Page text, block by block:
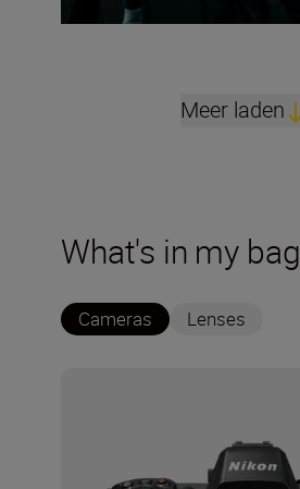
Meer laden
What's in my bag
Cameras Lenses